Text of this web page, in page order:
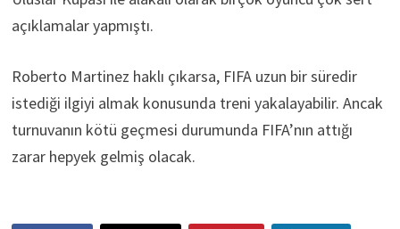
açıklamalar yapmıştı.
Roberto Martinez haklı çıkarsa, FIFA uzun bir süredir
istediği ilgiyi almak konusunda treni yakalayabilir. Ancak
turnuvanın kötü geçmesi durumunda FIFA’nın attığı
zarar hepyek gelmiş olacak.